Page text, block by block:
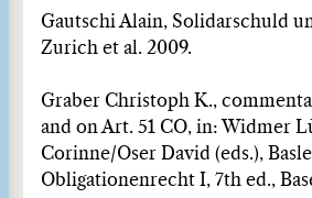
Gautschi Alain, Solidarschuld
Zurich et al. 2009.
Graber Christoph K.,
and on Art. 51 CO, in: Widmer
Corinne/Oser David (eds.),
Obligationenrecht I, 7th ed.,